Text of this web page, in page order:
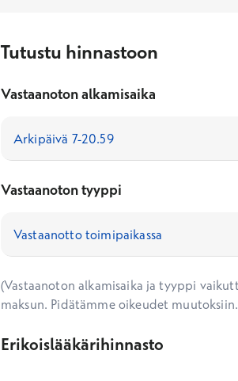
Tutustu hinnastoon
Vastaanoton alkamisaika
Vastaanoton tyyppi
(Vastaanoton alkamisaika ja tyyppi
maksun. Pidätämme oikeudet
Erikoislääkärihinnasto